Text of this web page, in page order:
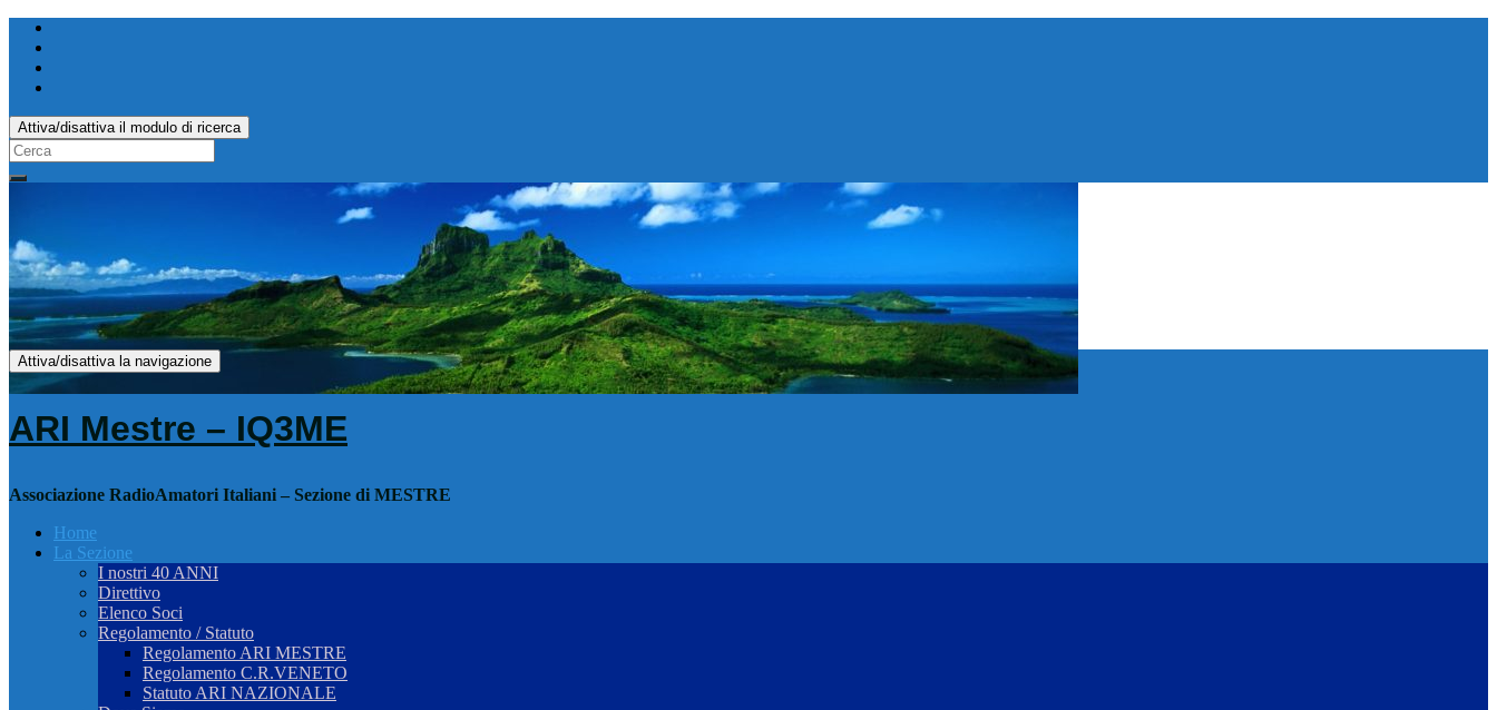
Attiva/disattiva il modulo di ricerca
Search
for:
Attiva/disattiva la navigazione
ARI Mestre – IQ3ME
Associazione RadioAmatori Italiani – Sezione di MESTRE
Home
La Sezione
I nostri 40 ANNI
Direttivo
Elenco Soci
Regolamento / Statuto
Regolamento ARI MESTRE
Regolamento C.R.VENETO
Statuto ARI NAZIONALE